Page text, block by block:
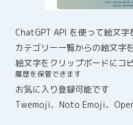
ChatGPT API を使って絵文字
カテゴリー一覧からの絵文字
絵文字をクリップボードにコ
履歴を保管できます
お気に入り登録可能です
Twemoji、Noto Emoji、